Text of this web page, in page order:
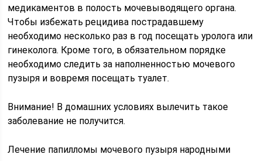
медикаментов в полость мочевыводящего органа.
Чтобы избежать рецидива пострадавшему
необходимо несколько раз в год посещать уролога или
гинеколога. Кроме того, в обязательном порядке
необходимо следить за наполненностью мочевого
пузыря и вовремя посещать туалет.
Внимание! В домашних условиях вылечить такое
заболевание не получится.
Лечение папилломы мочевого пузыря народными